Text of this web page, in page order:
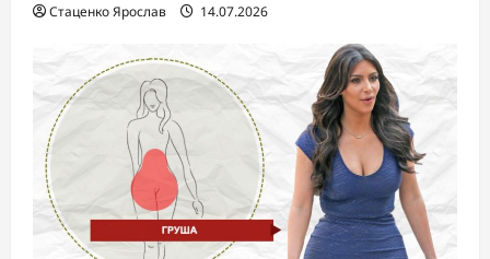
Стаценко Ярослав 14.07.2026